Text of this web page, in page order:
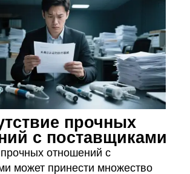
прочных
с поставщиками
отношений с
может принести множество